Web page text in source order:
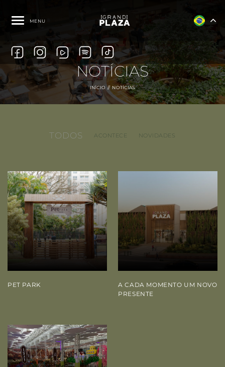
MENU
NOTÍCIAS
INÍCIO NOTÍCIAS
TODOS ACONTECE NOVIDADES
PET PARK
A CADA MOMENTO UM NOVO
PRESENTE